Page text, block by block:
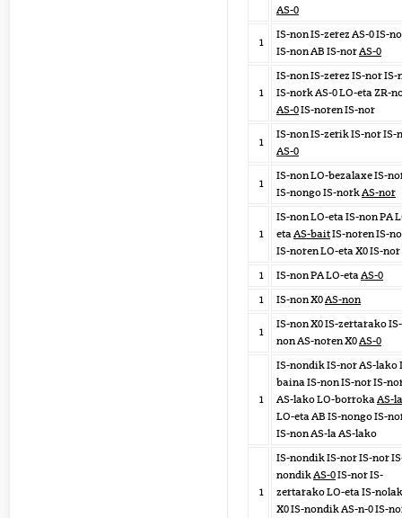
AS-0
1
IS-non IS-zerez AS-0 IS-
IS-non AB IS-norAS-0
1
IS-non IS-zerez IS-nor IS-
IS-nork AS-0 LO-eta ZR-
AS-0IS-noren IS-nor
1
IS-non IS-zerik IS-nor IS-
AS-0
1
IS-non LO-bezalaxe IS-
IS-nongo IS-norkAS-nor
1
IS-non LO-eta IS-non PA
etaAS-baitIS-noren IS-
IS-noren LO-eta X0 IS-nor
1
IS-non PA LO-etaAS-0
1
IS-non X0AS-non
1
IS-non X0 IS-zertarako IS-
non AS-noren X0AS-0
1
IS-nondik IS-nor AS-lako
baina IS-non IS-nor IS-
AS-lako LO-borrokaAS-
LO-eta AB IS-nongo IS-
IS-non AS-la AS-lako
1
IS-nondik IS-nor IS-nor
nondikAS-0IS-nor IS-
zertarako LO-eta IS-
X0 IS-nondik AS-n-0 IS-